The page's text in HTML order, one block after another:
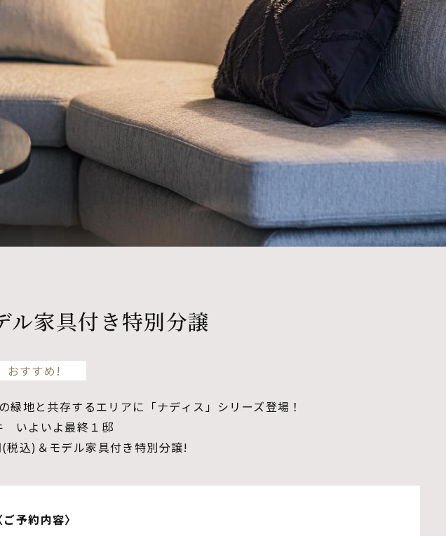
家具付き特別分譲
おすすめ!
地と共存するエリアに「ナディス」シリーズ登場！
いよいよ最終１邸
税込)＆モデル家具付き特別分譲!
ご予約内容〉